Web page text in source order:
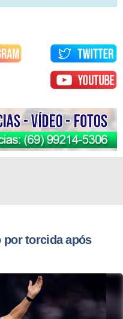
por torcida após